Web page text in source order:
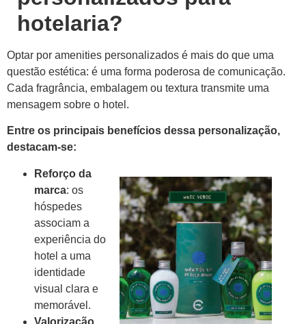
hotelaria?
Optar por amenities personalizados é mais do que uma
questão estética: é uma forma poderosa de comunicação.
Cada fragrância, embalagem ou textura transmite uma
mensagem sobre o hotel.
Entre os principais benefícios dessa personalização,
destacam-se:
Reforço da
marca: os
hóspedes
associam a
experiência do
hotel a uma
identidade
visual clara e
memorável.
Valorização